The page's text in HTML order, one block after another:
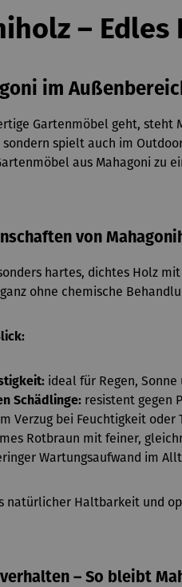
–
im
Gartenmöbel geht,
spielt auch im
aus Mahagoni zu
von
hartes, dichtes Holz
ohne chemische
ideal für Regen, Sonne
Schädlinge: resistent gegen
Verzug bei Feuchtigkeit oder
Rotbraun mit feiner,
Wartungsaufwand im
natürlicher Haltbarkeit und
– So bleibt